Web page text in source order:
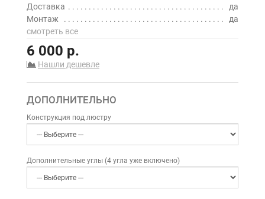
Доставка
да
Монтаж
да
смотреть все
6 000 р.
Нашли дешевле
ДОПОЛНИТЕЛЬНО
Конструкция под люстру
Дополнительные углы (4 угла уже включено)